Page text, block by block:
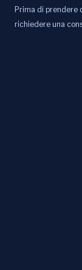
Prima di prendere
richiedere una